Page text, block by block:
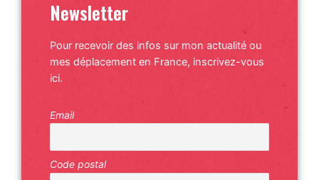
Newsletter
Pour recevoir des infos sur mon actualité ou
mes déplacement en France, inscrivez-vous
ici.
Email
Code postal